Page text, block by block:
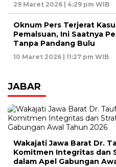
29 Maret 2026 | 4:29 pm WIB
Oknum Pers Terjerat
Pemalsuan, Ini Saatnya
Tanpa Pandang Bulu
10 Maret 2026 | 11:27 pm WIB
JABAR
Wakajati Jawa Barat Dr.
Komitmen Integritas dan
dalam Apel Gabungan